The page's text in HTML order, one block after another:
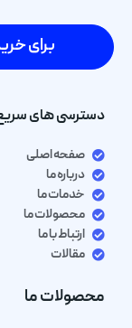
برای
دسترسی های
صفحه اصلی
درباره ما
خدمات ما
محصولات ما
ارتباط با ما
مقالات
محصولات ما